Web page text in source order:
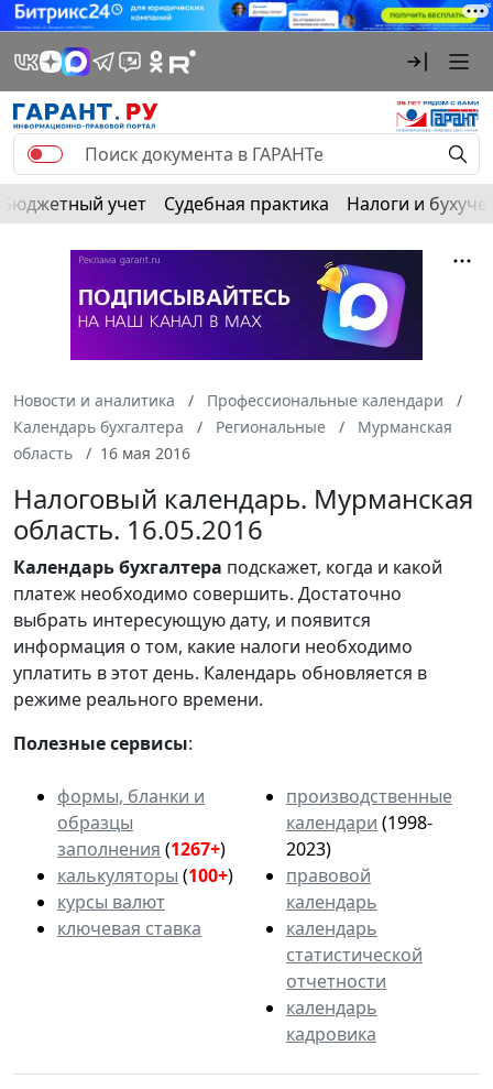
Бюджетный учет Судебная практика Налоги и
Новости и аналитика
Профессиональные календари
Календарь бухгалтера
Региональные
Мурманская
область
16 мая 2016
Налоговый календарь. Мурманская
область. 16.05.2016
Календарьбухгалтера подскажет, когда и какой
платеж необходимо совершить. Достаточно
выбрать интересующую дату, и появится
информация о том, какие налоги необходимо
уплатить в этот день. Календарь обновляется в
режиме реального времени.
Полезные сервисы:
формы, бланки и
образцы
заполнения (1267+)
калькуляторы (100+)
курсы валют
ключевая ставка
производственные
календари (1998-
2023)
правовой
календарь
календарь
статистической
отчетности
календарь
кадровика